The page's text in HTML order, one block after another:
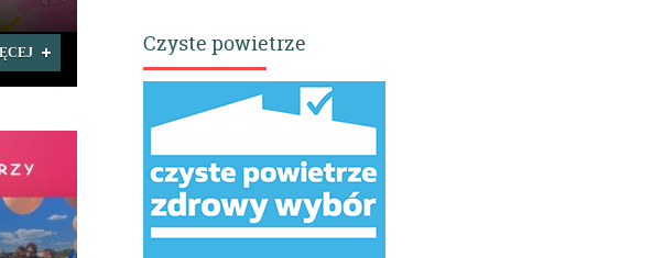
Czyste powietrze